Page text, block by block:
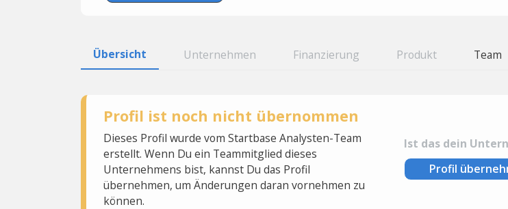
Übersicht Unternehmen Finanzierung Produkt Team
Profil ist noch nicht übernommen
Dieses Profil wurde vom Startbase Analysten-Team
erstellt. Wenn Du ein Teammitglied dieses
Unternehmens bist, kannst Du das Profil
übernehmen, um Änderungen daran vornehmen zu
können.
Ist das dein
Profil